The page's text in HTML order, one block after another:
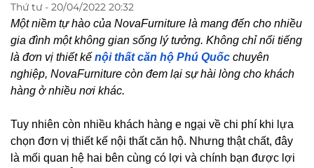
Thứ tư - 20/04/2022 20:32
Một niềm tự hào của NovaFurniture là mang đến cho nhiều
gia đình một không gian sống lý tưởng. Không chỉ nổi tiếng
là đơn vị thiết kế nội thất căn hộ Phú Quốc chuyên
nghiệp, NovaFurniture còn đem lại sự hài lòng cho khách
hàng ở nhiều nơi khác.
Tuy nhiên còn nhiều khách hàng e ngại về chi phí khi lựa
chọn đơn vị thiết kế nội thất căn hộ. Nhưng thật chất, đây
là mối quan hệ hai bên cùng có lợi và chính bạn được lợi